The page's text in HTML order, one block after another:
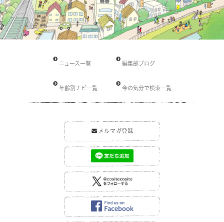
ニュース一覧 編集部ブログ
年齢別ナビ一覧 今の気分で検索一覧